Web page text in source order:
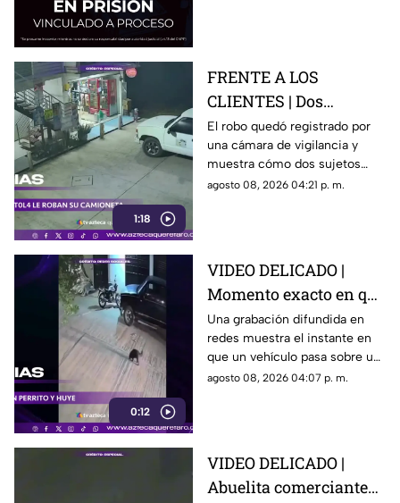
1:18
FRENTE A LOS
CLIENTES | Dos
hombres enc4ñonan a
conductor y se llevan
su camioneta
El robo quedó registrado por
una cámara de vigilancia y
muestra cómo dos sujetos
obligaron a un conductor y a
agosto 08, 2026 04:21 p. m.
0:12
VIDEO DELICADO |
Momento exacto en que
camioneta atropella a
un perro y conductor
escapa
Una grabación difundida en
redes muestra el instante en
que un vehículo pasa sobre un
perro y continúa su camino sin
agosto 08, 2026 04:07 p. m.
VIDEO DELICADO |
Abuelita comerciante